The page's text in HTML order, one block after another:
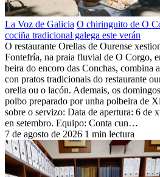
La Voz de Galicia O chiringuito de O
cociña tradicional galega este verán
O restaurante Orellas de Ourense
Fontefría, na praia fluvial de O Corgo,
beira do encoro das Conchas, combina
con pratos tradicionais do restaurante
orella ou o lacón. Ademais, os
polbo preparado por unha polbeira de
sobre o servizo: Data de apertura: 6 de
en setembro. Equipo: Conta cun…
7 de agosto de 2026 1 min lectura